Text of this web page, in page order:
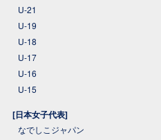
U-21
U-19
U-18
U-17
U-16
U-15
[日本女子代表]
なでしこジャパン